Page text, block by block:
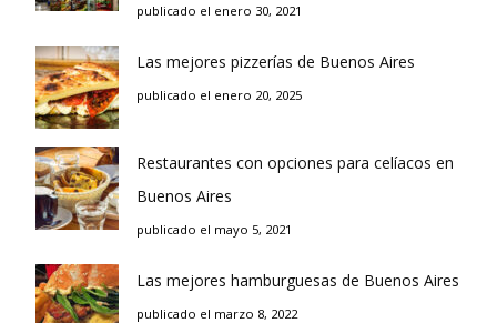
publicado el enero 30, 2021
Las mejores pizzerías de Buenos Aires
publicado el enero 20, 2025
Restaurantes con opciones para celíacos en
Buenos Aires
publicado el mayo 5, 2021
Las mejores hamburguesas de Buenos Aires
publicado el marzo 8, 2022